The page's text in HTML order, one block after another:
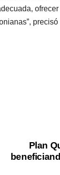
Plan